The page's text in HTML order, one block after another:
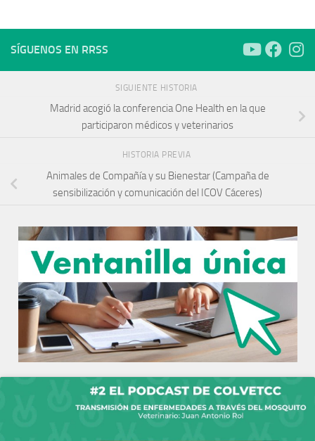
SÍGUENOS EN RRSS
SIGUIENTE HISTORIA
Madrid acogió la conferencia One Health en la que
participaron médicos y veterinarios
HISTORIA PREVIA
Animales de Compañía y su Bienestar (Campaña de
sensibilización y comunicación del ICOV Cáceres)